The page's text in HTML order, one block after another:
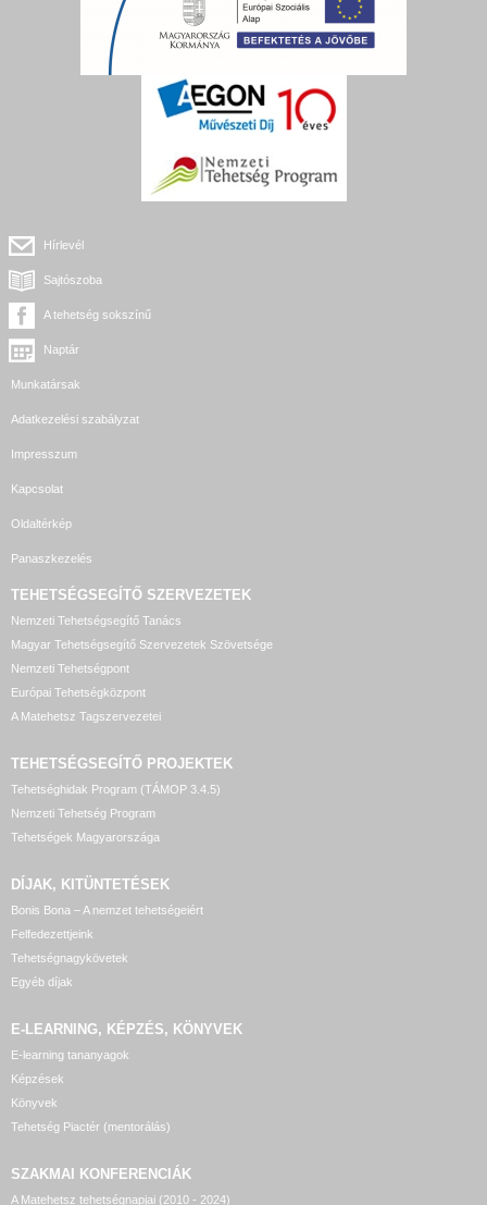
Hírlevél
Sajtószoba
A tehetség sokszínű
Naptár
Munkatársak
Adatkezelési szabályzat
Impresszum
Kapcsolat
Oldaltérkép
Panaszkezelés
TEHETSÉGSEGÍTŐ SZERVEZETEK
Nemzeti Tehetségsegítő Tanács
Magyar Tehetségsegítő Szervezetek Szövetsége
Nemzeti Tehetségpont
Európai Tehetségközpont
A Matehetsz Tagszervezetei
TEHETSÉGSEGÍTŐ PROJEKTEK
Tehetséghidak Program (TÁMOP 3.4.5)
Nemzeti Tehetség Program
Tehetségek Magyarországa
DÍJAK, KITÜNTETÉSEK
Bonis Bona – A nemzet tehetségeiért
Felfedezettjeink
Tehetségnagykövetek
Egyéb díjak
E-LEARNING, KÉPZÉS, KÖNYVEK
E-learning tananyagok
Képzések
Könyvek
Tehetség Piactér (mentorálás)
SZAKMAI KONFERENCIÁK
A Matehetsz tehetségnapjai (2010 - 2024)